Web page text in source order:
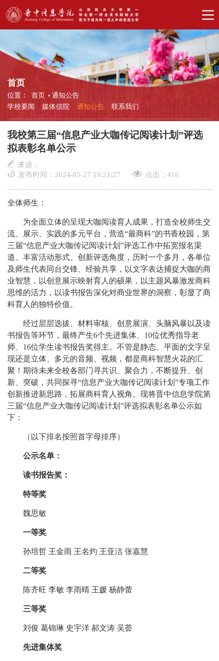
首页
位置： 首页
通知公告
学校要闻
媒体信院 通知公告 联系我们
我校第三届“信息产业大咖传记阅读计划”评选
拟表彰名单公示
来源：
发布时间：2024-05-27 19:21:27
点击： 416
全体师生：
为全面立体的呈现大咖阅读育人成果，打造全校师生交
流、展示、实践的多元平台，营造“最商科”的书香校园，第
三届“信息产业大咖传记阅读计划”评选工作中拓宽报名渠
道、丰富活动形式、创新评选角度，历时一个多月，各单位
及师生代表同台交锋、经验共享，以文字表达捕捉大咖的商
业智慧，以创意展示映射育人的硕果，以主题风暴激发商科
思维的活力，以读书报告深化对商业世界的洞察，彰显了商
科育人的独特价值。
经过层层选拔、材料审核、创意展演、头脑风暴以及读
书报告等环节，最终产生6个先进集体、10位优秀指导老
师、16位学生读书报告奖得主。不管是静态、平面的文字呈
现还是立体、多元的音频、视频，都是商科智慧火花的汇
聚！期待未来全校各部门寻共识、聚合力，不断提升、创
新、突破，共同探寻“信息产业大咖传记阅读计划”专项工作
创新推进新思路，拓展商科育人视角。现将晋中信息学院第
三届“信息产业大咖传记阅读计划”评选拟表彰名单公示如
下：
（以下排名按照首字母排序）
公示名单：
读书报告奖：
特等奖
魏思敏
一等奖
孙培哲 王金雨 王名灼 王亚洁 张嘉慧
二等奖
陈齐旺 李敏 李雨晴 王媛 杨静蕾
三等奖
刘俊 葛锦琳 史宇洋 郝文涛 吴荟
先进集体奖